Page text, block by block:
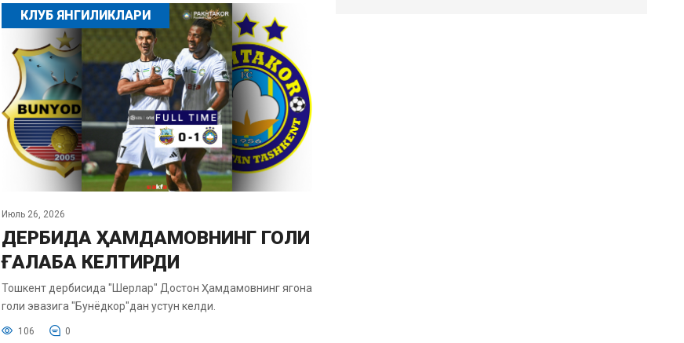
КЛУБ ЯНГИЛИКЛАРИ
Июль 26, 2026
ДЕРБИДА ҲАМДАМОВНИНГ ГОЛИ
ҒАЛАБА КЕЛТИРДИ
Тошкент дербисида "Шерлар" Достон Ҳамдамовнинг ягона
голи эвазига "Бунёдкор"дан устун келди.
106 0